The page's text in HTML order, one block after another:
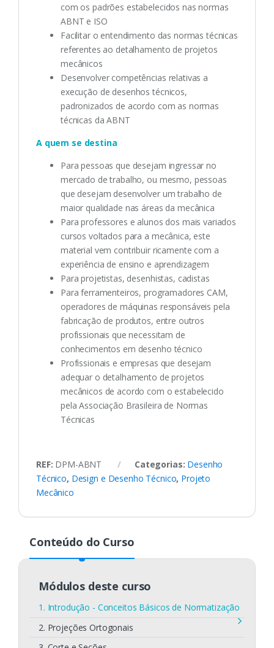
com os padrões estabelecidos nas normas
ABNT e ISO
Facilitar o entendimento das normas técnicas
referentes ao detalhamento de projetos
mecânicos
Desenvolver competências relativas a
execução de desenhos técnicos,
padronizados de acordo com as normas
técnicas da ABNT
A quem se destina
Para pessoas que desejam ingressar no
mercado de trabalho, ou mesmo, pessoas
que desejam desenvolver um trabalho de
maior qualidade nas áreas da mecânica
Para professores e alunos dos mais variados
cursos voltados para a mecânica, este
material vem contribuir ricamente com a
experiência de ensino e aprendizagem
Para projetistas, desenhistas, cadistas
Para ferramenteiros, programadores CAM,
operadores de máquinas responsáveis pela
fabricação de produtos, entre outros
profissionais que necessitam de
conhecimentos em desenho técnico
Profissionais e empresas que desejam
adequar o detalhamento de projetos
mecânicos de acordo com o estabelecido
pela Associação Brasileira de Normas
Técnicas
REF: DPM-ABNT Categorias: Desenho
Técnico, Design e Desenho Técnico, Projeto
Mecânico
Conteúdo do Curso
Módulos deste curso
1. Introdução - Conceitos Básicos de Normatização
2. Projeções Ortogonais